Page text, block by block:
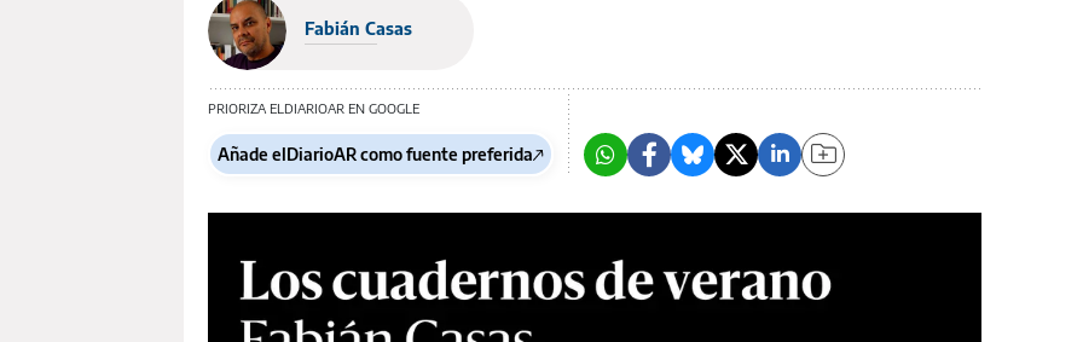
Fabián Casas
PRIORIZA ELDIARIOAR EN GOOGLE
Añade elDiarioAR como fuente preferida